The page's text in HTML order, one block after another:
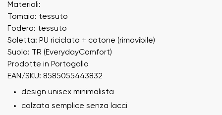
Materiali:
Tomaia: tessuto
Fodera: tessuto
Soletta: PU riciclato + cotone (rimovibile)
Suola: TR (EverydayComfort)
Prodotte in Portogallo
EAN/SKU: 8585055443832
design unisex minimalista
calzata semplice senza lacci